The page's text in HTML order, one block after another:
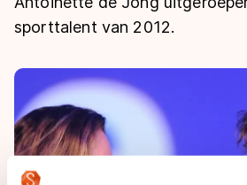
Shorttrack
Kunstschaatsen
Schoonrijden
Natuurijs
Langebaan
Marathon
Inlineskaten
Kunstschaatsen
Tijden & historie
Ranglijsten Langebaan
Persoonlijke records & tijden
Historie & statistiek
De weg op
Inschrijven wedstrijden
Algemene Nederlandse Schaatstijd
Schaatsfans
sporttalent van 2012.